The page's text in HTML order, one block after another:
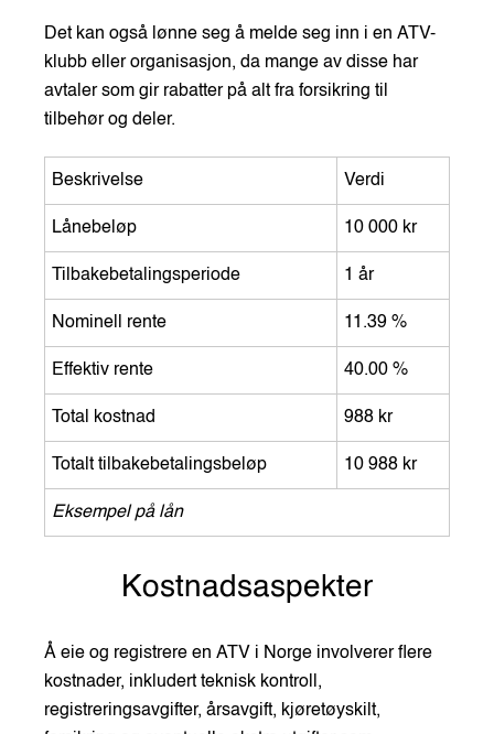
Det kan også lønne seg å melde seg inn i en ATV-
klubb eller organisasjon, da mange av disse har
avtaler som gir rabatter på alt fra forsikring til
tilbehør og deler.
Beskrivelse Verdi
Lånebeløp 10 000 kr
Tilbakebetalingsperiode 1 år
Nominell rente 11.39 %
Effektiv rente 40.00 %
Total kostnad 988 kr
Totalt tilbakebetalingsbeløp 10 988 kr
Eksempel på lån
Kostnadsaspekter
Å eie og registrere en ATV i Norge involverer flere
kostnader, inkludert teknisk kontroll,
registreringsavgifter, årsavgift, kjøretøyskilt,